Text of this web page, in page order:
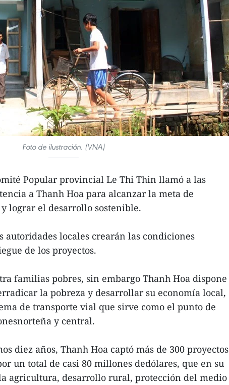
Foto de ilustración. (VNA)
Popular provincial Le Thi Thin llamó a las
a Thanh Hoa para alcanzar la meta de
lograr el desarrollo sostenible.
autoridades locales crearán las condiciones
de los proyectos.
familias pobres, sin embargo Thanh Hoa dispone
la pobreza y desarrollar su economía local,
de transporte vial que sirve como el punto de
y central.
diez años, Thanh Hoa captó más de 300 proyectos
un total de casi 80 millones dedólares, que en su
agricultura, desarrollo rural, protección del medio